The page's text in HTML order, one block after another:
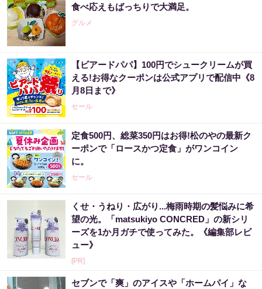
食べ応えもばっちりで大満足。
グルメ
【ビアードパパ】100円でシュークリームが買
える!お得なクーポンは公式アプリで配信中《8
月8日まで》
セール
定食500円、総菜350円はお得!松のやの最新ク
ーポンで「ロースかつ定食」がワンコイン
に。
セール
くせ・うねり・広がり...梅雨時期の髪悩みに希
望の光。「matsukiyo CONCRED」の新シリ
ーズを1か月ガチで使ってみた。《編集部レビ
ュー》
[PR]
セブンで「爽」のアイスや「ホームパイ」な